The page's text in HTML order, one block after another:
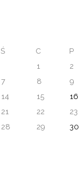
Ś C P
1
2
7 8 9
14 15 16
21 22 23
28 29 30